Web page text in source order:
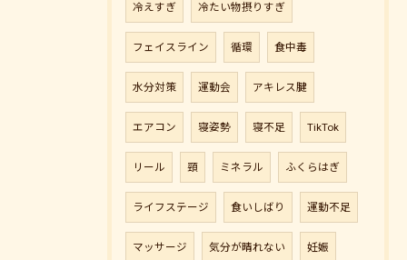
冷えすぎ 冷たい物摂りすぎ
フェイスライン 循環 食中毒
水分対策 運動会 アキレス腱
エアコン 寝姿勢 寝不足 TikTok
リール 頸 ミネラル ふくらはぎ
ライフステージ 食いしばり 運動不足
マッサージ 気分が晴れない 妊娠